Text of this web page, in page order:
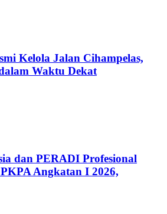
Kelola Jalan Cihampelas,
Waktu Dekat
dan PERADI Profesional
Angkatan I 2026,